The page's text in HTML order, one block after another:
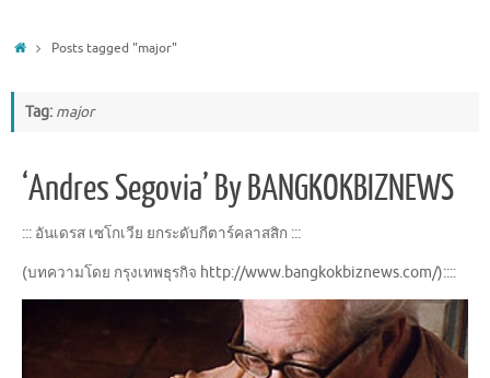
HomePosts tagged "major"
Tag: major
‘Andres Segovia’ By BANGKOKBIZNEWS
::: อันเดรส เซโกเวีย ยกระดับกีตาร์คลาสสิก :::
(บทความโดย กรุงเทพธุรกิจ http://www.bangkokbiznews.com/)::::